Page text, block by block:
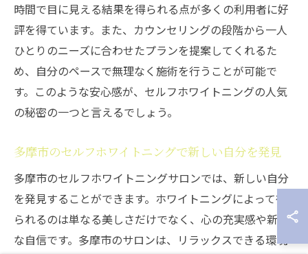
時間で目に見える結果を得られる点が多くの利用者に好
評を得ています。また、カウンセリングの段階から一人
ひとりのニーズに合わせたプランを提案してくれるた
め、自分のペースで無理なく施術を行うことが可能で
す。このような安心感が、セルフホワイトニングの人気
の秘密の一つと言えるでしょう。
多摩市のセルフホワイトニングで新しい自分を発見
多摩市のセルフホワイトニングサロンでは、新しい自分
を発見することができます。ホワイトニングによって得
られるのは単なる美しさだけでなく、心の充実感や新た
な自信です。多摩市のサロンは、リラックスできる環境